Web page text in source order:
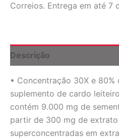
A
Correios. Entrega em até 7
Descrição
• Concentração 30X e 80%
suplemento de cardo
contém 9.000 mg de
partir de 300 mg de extrato
superconcentradas em